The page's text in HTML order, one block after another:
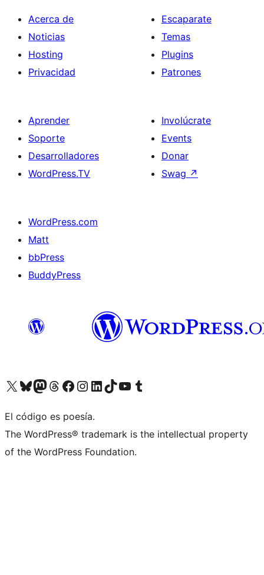
Acerca de
Noticias
Hosting
Privacidad
Escaparate
Temas
Plugins
Patrones
Aprender
Soporte
Desarrolladores
WordPress.TV
Involúcrate
Events
Donar
Swag ↗
WordPress.com
Matt
bbPress
BuddyPress
Visit our X (formerly Twitter) account
Visit our Bluesky account
Visita nuestra cuenta de Twitter
Visit our Threads account
Visita nuestra página de Facebook
Visite nuestra cuenta de Instagram
Visit our LinkedIn account
Visit our TikTok account
Visit our YouTube channel
Visit our Tumblr account
El código es poesía.
The WordPress® trademark is the intellectual property
of the WordPress Foundation.